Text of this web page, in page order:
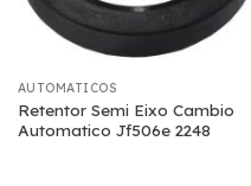
AUTOMATICOS
Retentor Semi Eixo Cambio
Automatico Jf506e 2248